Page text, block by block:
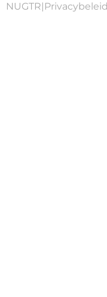
NUGTR Privacybeleid